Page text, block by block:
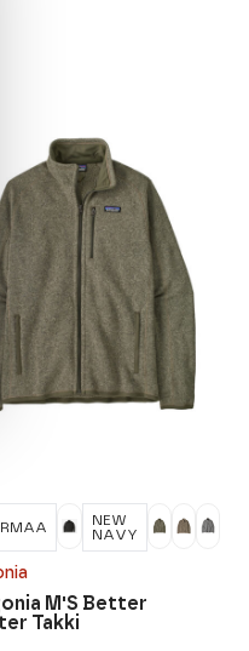
M'S Better
Takki
NEW
NAVY